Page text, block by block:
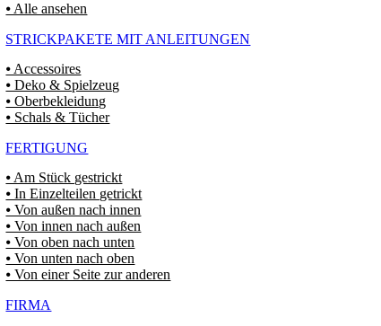
⦁ Alle ansehen
STRICKPAKETE MIT ANLEITUNGEN
⦁ Accessoires
⦁ Deko & Spielzeug
⦁ Oberbekleidung
⦁ Schals & Tücher
FERTIGUNG
⦁ Am Stück gestrickt
⦁ In Einzelteilen getrickt
⦁ Von außen nach innen
⦁ Von innen nach außen
⦁ Von oben nach unten
⦁ Von unten nach oben
⦁ Von einer Seite zur anderen
FIRMA